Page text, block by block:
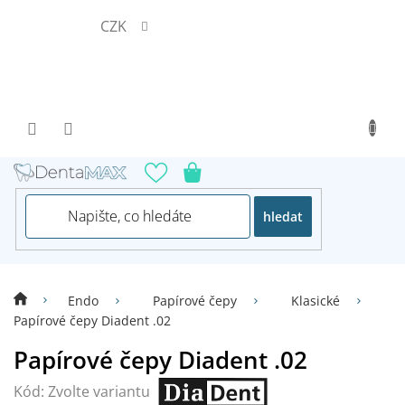
CZK
hledat
Endo Papírové čepy
Klasické
Papírové čepy Diadent .02
Papírové čepy Diadent .02
Kód: Zvolte variantu